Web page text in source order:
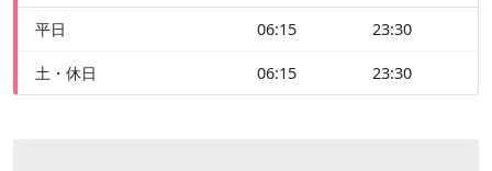
平日 06:15 23:30
土・休日 06:15 23:30